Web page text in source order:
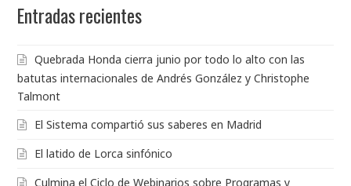
Entradas recientes
Quebrada Honda cierra junio por todo lo alto con las
batutas internacionales de Andrés González y Christophe
Talmont
El Sistema compartió sus saberes en Madrid
El latido de Lorca sinfónico
Culmina el Ciclo de Webinarios sobre Programas y